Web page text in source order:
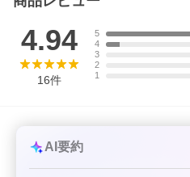
●グランズレメディ(ニュージ
環境先進国・ニュージーラ
ダーです。天然由来の安心
色タイプが付属されます。
4.94
16件
5
4
3
2
1
AI要約